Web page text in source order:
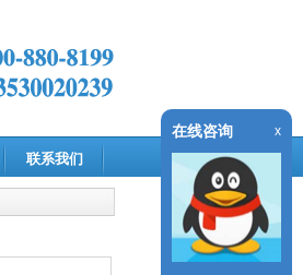
联系我们
在线咨询 x